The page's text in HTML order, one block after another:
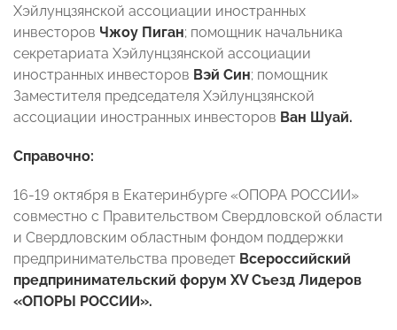
Хэйлунцзянской ассоциации иностранных
инвесторов Чжоу Пиган; помощник начальника
секретариата Хэйлунцзянской ассоциации
иностранных инвесторов Вэй Син; помощник
Заместителя председателя Хэйлунцзянской
ассоциации иностранных инвесторов Ван Шуай.
Справочно:
16-19 октября в Екатеринбурге «ОПОРА РОССИИ»
совместно с Правительством Свердловской области
и Свердловским областным фондом поддержки
предпринимательства проведет Всероссийский
предпринимательский форум XV Съезд Лидеров
«ОПОРЫ РОССИИ».